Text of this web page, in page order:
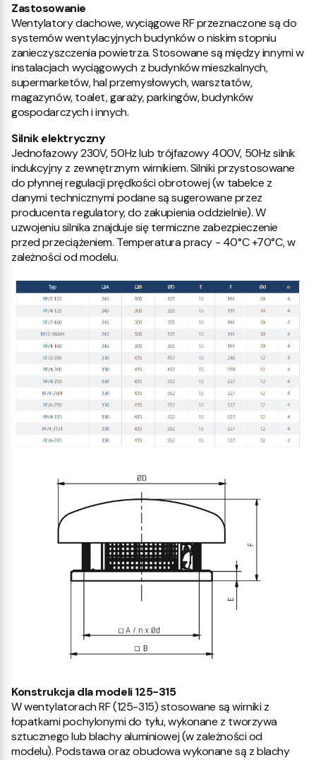
Zastosowanie
Wentylatory dachowe, wyciągowe RF przeznaczone są do
systemów wentylacyjnych budynków o niskim stopniu
zanieczyszczenia powietrza. Stosowane są między innymi w
instalacjach wyciągowych z budynków mieszkalnych,
supermarketów, hal przemysłowych, warsztatów,
magazynów, toalet, garaży, parkingów, budynków
gospodarczych i innych.
Silnik elektryczny
Jednofazowy 230V, 50Hz lub trójfazowy 400V, 50Hz silnik
indukcyjny z zewnętrznym wirnikiem. Silniki przystosowane
do płynnej regulacji prędkości obrotowej (w tabelce z
danymi technicznymi podane są sugerowane przez
producenta regulatory, do zakupienia oddzielnie). W
uzwojeniu silnika znajduje się termiczne zabezpieczenie
przed przeciążeniem. Temperatura pracy - 40°C +70°C, w
zależności od modelu.
Konstrukcja dla modeli 125-315
W wentylatorach RF (125-315) stosowane są wirniki z
łopatkami pochylonymi do tyłu, wykonane z tworzywa
sztucznego lub blachy aluminiowej (w zależności od
modelu). Podstawa oraz obudowa wykonane są z blachy